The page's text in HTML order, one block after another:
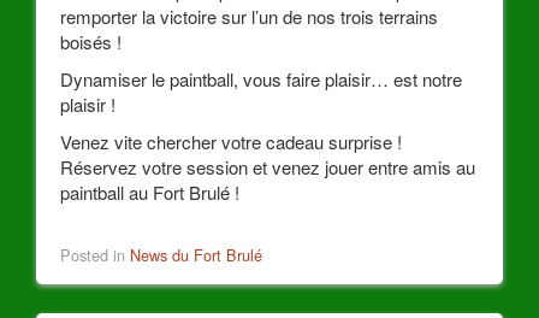
remporter la victoire sur l’un de nos trois terrains
boisés !
Dynamiser le paintball, vous faire plaisir… est notre
plaisir !
Venez vite chercher votre cadeau surprise !
Réservez votre session et venez jouer entre amis au
paintball au Fort Brulé !
Posted in News du Fort Brulé